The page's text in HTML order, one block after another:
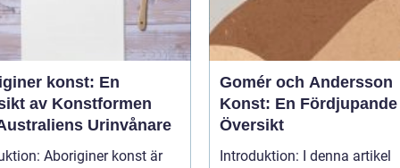
konst: En
av Konstformen
Urinvånare
Aboriginer konst är
Gomér och Andersson
Konst: En Fördjupande
Översikt
Introduktion: I denna artikel